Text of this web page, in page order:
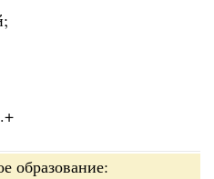
образование: